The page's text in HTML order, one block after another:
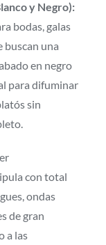
y Negro):
bodas, galas
buscan una
en negro
para difuminar
sin
con total
ondas
de gran
a las